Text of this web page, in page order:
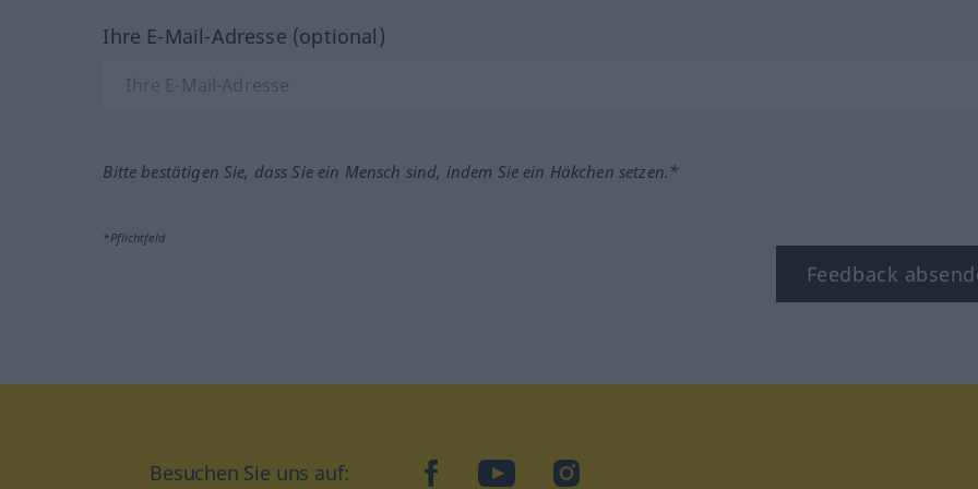
Ihre E-Mail-Adresse (optional)
Bitte bestätigen Sie, dass Sie ein Mensch sind, indem Sie ein Häkchen setzen.*
*Pflichtfeld
Feedback
Besuchen Sie uns auf: facebookYouTubeInstagram